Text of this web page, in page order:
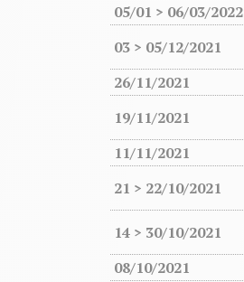
05/01 > 06/03/2022
03 > 05/12/2021
26/11/2021
19/11/2021
11/11/2021
21 > 22/10/2021
14 > 30/10/2021
08/10/2021